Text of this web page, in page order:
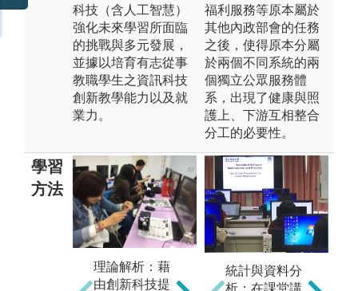
科技（含人工智慧）
強化未來學習所面臨
的挑戰與多元發展，
並據以培育有志從事
教職學生之資訊科技
創新教學能力以及就
業力。
福利服務等原本屬於
其他內政部會的任務
之後，使得原本分屬
於兩個不同系統的兩
個獨立公眾服務體
系，出現了健康與照
護上、下游互相整合
分工的必要性。
學習
方法
理論解析：藉
由創新科技提
體驗學習：透
過實務範例的
統計與資料分